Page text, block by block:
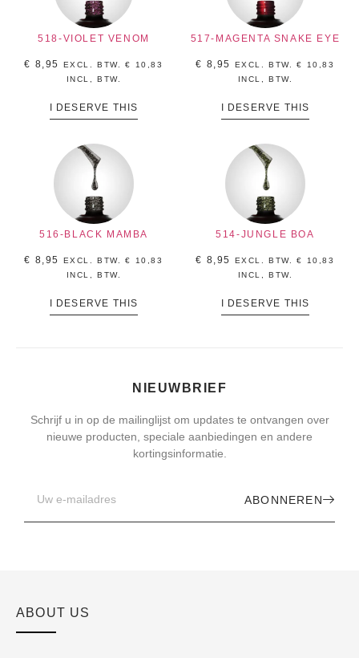
518-VIOLET VENOM
€ 8,95 EXCL. BTW.€
10,83
INCL, BTW.
I DESERVE THIS
517-MAGENTA SNAKE EYE
€ 8,95 EXCL. BTW.€
10,83
INCL, BTW.
I DESERVE THIS
516-BLACK MAMBA
€ 8,95 EXCL. BTW.€
10,83
INCL, BTW.
I DESERVE THIS
514-JUNGLE BOA
€ 8,95 EXCL. BTW.€
10,83
INCL, BTW.
I DESERVE THIS
NIEUWBRIEF
Schrijf u in op de mailinglijst om updates te ontvangen over
nieuwe producten, speciale aanbiedingen en andere
kortingsinformatie.
ABONNEREN
ABOUT US